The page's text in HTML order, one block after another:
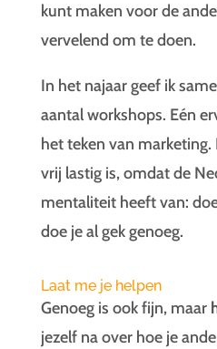
kunt maken voor de
vervelend om te doen.
In het najaar geef ik
aantal workshops. Eén
het teken van
vrij lastig is, omdat de
mentaliteit heeft van:
doe je al gek genoeg.
Laat me je helpen
Genoeg is ook fijn, maar
jezelf na over hoe je